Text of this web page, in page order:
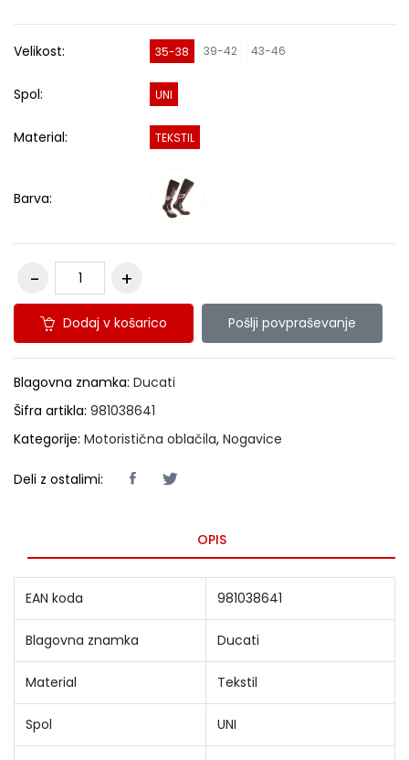
Velikost: 35-38 39-42 43-46
Spol: UNI
Material: TEKSTIL
Barva:
Dodaj v košarico Pošlji povpraševanje
Blagovna znamka: Ducati
Šifra artikla: 981038641
Kategorije: Motoristična oblačila, Nogavice
Deli z ostalimi:
OPIS
EAN koda 981038641
Blagovna znamka Ducati
Material Tekstil
Spol UNI